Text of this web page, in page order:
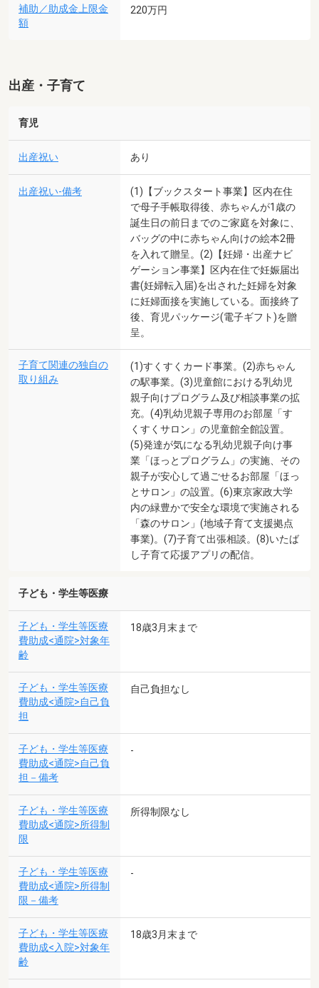
補助／助成金上限金
額
220万円
出産・子育て
育児
出産祝い あり
出産祝い-備考
(1)【ブックスタート事業】区内在住
で母子手帳取得後、赤ちゃんが1歳の
誕生日の前日までのご家庭を対象に、
バッグの中に赤ちゃん向けの絵本2冊
を入れて贈呈。(2)【妊婦・出産ナビ
ゲーション事業】区内在住で妊娠届出
書(妊婦転入届)を出された妊婦を対象
に妊婦面接を実施している。面接終了
後、育児パッケージ(電子ギフト)を贈
呈。
子育て関連の独自の
取り組み
(1)すくすくカード事業。(2)赤ちゃん
の駅事業。(3)児童館における乳幼児
親子向けプログラム及び相談事業の拡
充。(4)乳幼児親子専用のお部屋「す
くすくサロン」の児童館全館設置。
(5)発達が気になる乳幼児親子向け事
業「ほっとプログラム」の実施、その
親子が安心して過ごせるお部屋「ほっ
とサロン」の設置。(6)東京家政大学
内の緑豊かで安全な環境で実施される
「森のサロン」(地域子育て支援拠点
事業)。(7)子育て出張相談。(8)いたば
し子育て応援アプリの配信。
子ども・学生等医療
子ども・学生等医療
費助成<通院>対象年
齢
18歳3月末まで
子ども・学生等医療
費助成<通院>自己負
担
自己負担なし
子ども・学生等医療
費助成<通院>自己負
担－備考
-
子ども・学生等医療
費助成<通院>所得制
限
所得制限なし
子ども・学生等医療
費助成<通院>所得制
限－備考
-
子ども・学生等医療
費助成<入院>対象年
齢
18歳3月末まで